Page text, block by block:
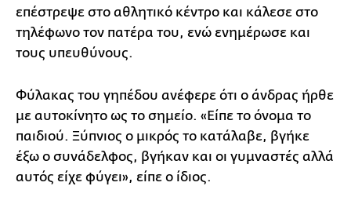
επέστρεψε στο αθλητικό κέντρο και κάλεσε στο
τηλέφωνο τον πατέρα του, ενώ ενημέρωσε και
τους υπευθύνους.
Φύλακας του γηπέδου ανέφερε ότι ο άνδρας ήρθε
με αυτοκίνητο ως το σημείο. «Είπε το όνομα το
παιδιού. Ξύπνιος ο μικρός το κατάλαβε, βγήκε
έξω ο συνάδελφος, βγήκαν και οι γυμναστές αλλά
αυτός είχε φύγει», είπε ο ίδιος.